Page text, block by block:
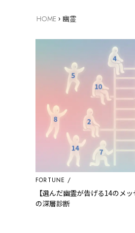
HOME › 幽霊
FORTUNE
【選んだ幽霊が告げる14のメ
の深層診断